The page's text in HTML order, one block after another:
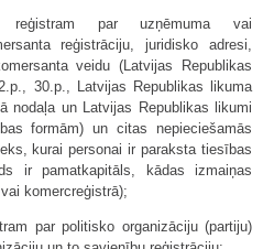
reģistram par uzņēmuma vai
reģistrāciju, juridisko adresi,
veidu (Latvijas Republikas
30.p., Latvijas Republikas likuma
nodaļa un Latvijas Republikas likumi
formām) un citas nepieciešamās
kurai personai ir paraksta tiesības
ir pamatkapitāls, kādas izmaiņas
komercreģistrā);
par politisko organizāciju (partiju)